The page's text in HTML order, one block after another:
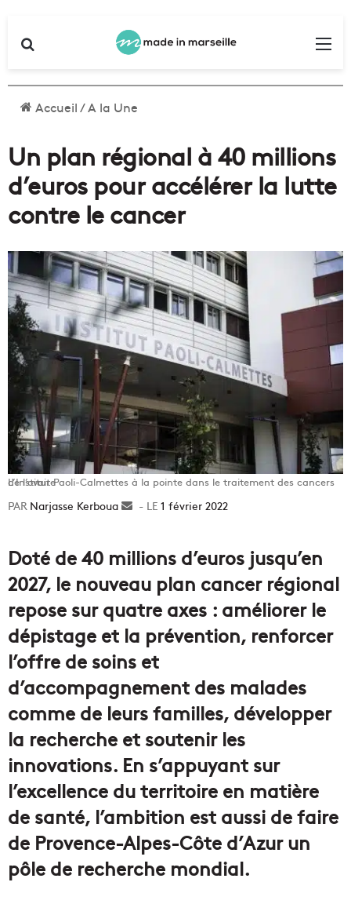
Accueil/A la Une
Un plan régional à 40 millions
d’euros pour accélérer la lutte
contre le cancer
L’Institut Paoli-Calmettes à la pointe dans le traitement des cancers de l’ovaire
Narjasse Kerboua
Envoyer1 février 2022
Doté de 40 millions d’euros jusqu’en
2027, le nouveau plan cancer régional
repose sur quatre axes : améliorer le
dépistage et la prévention, renforcer
l’offre de soins et
d’accompagnement des malades
comme de leurs familles, développer
la recherche et soutenir les
innovations. En s’appuyant sur
l’excellence du territoire en matière
de santé, l’ambition est aussi de faire
de Provence-Alpes-Côte d’Azur un
pôle de recherche mondial.